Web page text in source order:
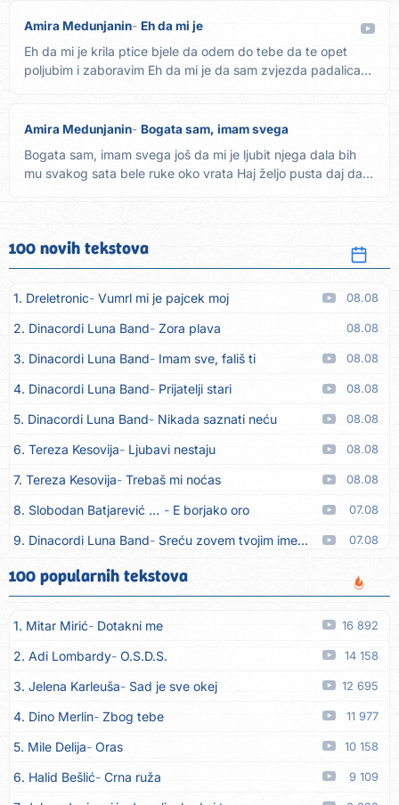
Amira Medunjanin Eh da mi je
Eh da mi je krila ptice bjele da odem do tebe da te opet
poljubim i zaboravim Eh da mi je da sam zvjezda padalica
Amira Medunjanin Bogata sam, imam svega
Bogata sam, imam svega još da mi je ljubit njega dala bih
mu svakog sata bele ruke oko vrata Haj željo pusta daj da...
100 novih tekstova
1. Dreletronic Vumrl mi je pajcek moj 08.08
2. Dinacordi Luna Band Zora plava 08.08
3. Dinacordi Luna Band Imam sve, fališ ti 08.08
4. Dinacordi Luna Band Prijatelji stari 08.08
5. Dinacordi Luna Band Nikada saznati neću 08.08
6. Tereza Kesovija Ljubavi nestaju 08.08
7. Tereza Kesovija Trebaš mi noćas 08.08
8. Slobodan Batjarević Čobe E borjako oro 07.08
9. Dinacordi Luna Band Sreću zovem tvojim imenom (feat. Kristina Smetko) 07.08
10. Dinacordi Luna Band Tamburaši (feat. Kristina Smetko)
11. Dinacordi Luna Band Tvoja šutnja (feat. Kristina Smetko) 07.08
12. Tamara Brusić Neću kuhat´, neću prat´ 07.08
13. Grupa TNT Rijeka Via Roma, nikad doma 07.08
14. Zaim Imamović Kada moja mladost prođe 07.08
15. Azra Husarkić Do zadnje kapi 07.08
16. Dinacordi Luna Band 07.08
17. Pet za 5 Pozdravi mi Stubicu 07.08
100 popularnih tekstova
1. Mitar Mirić Dotakni me 16 892
2. Adi Lombardy O.S.D.S. 14 158
3. Jelena Karleuša Sad je sve okej 12 695
4. Dino Merlin Zbog tebe 11 977
5. Mile Delija Oras 10 158
6. Halid Bešlić Crna ruža 9 109